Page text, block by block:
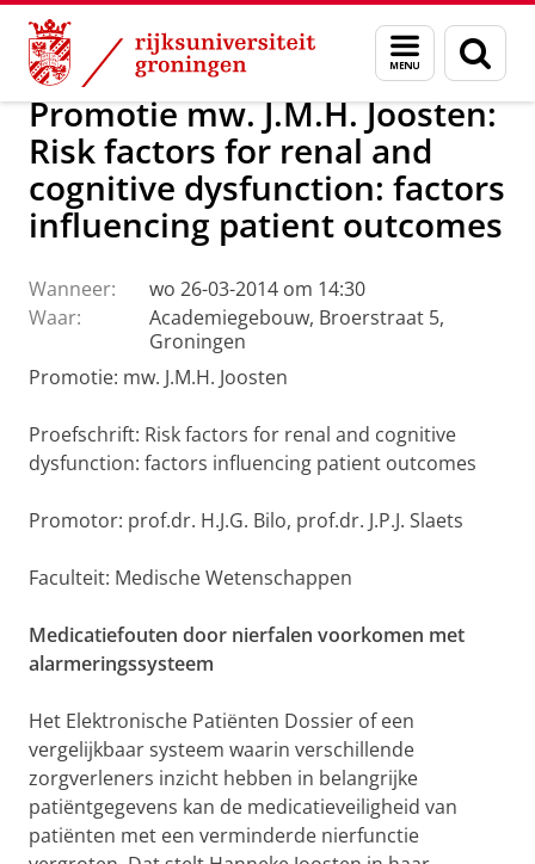
Skip
Content
Skip
Navigation
Menu
en
zoeken
Over ons Actueel Nieuws
Promotie mw. J.M.H. Joosten:
Risk factors for renal and
cognitive dysfunction: factors
influencing patient outcomes
Wanneer:
wo 26-03-2014 om 14:30
Waar:
Academiegebouw, Broerstraat 5,
Groningen
Promotie: mw. J.M.H. Joosten
Proefschrift: Risk factors for renal and cognitive
dysfunction: factors influencing patient outcomes
Promotor: prof.dr. H.J.G. Bilo, prof.dr. J.P.J. Slaets
Faculteit: Medische Wetenschappen
Medicatiefouten door nierfalen voorkomen met
alarmeringssysteem
Het Elektronische Patiënten Dossier of een
vergelijkbaar systeem waarin verschillende
zorgverleners inzicht hebben in belangrijke
patiëntgegevens kan de medicatieveiligheid van
patiënten met een verminderde nierfunctie